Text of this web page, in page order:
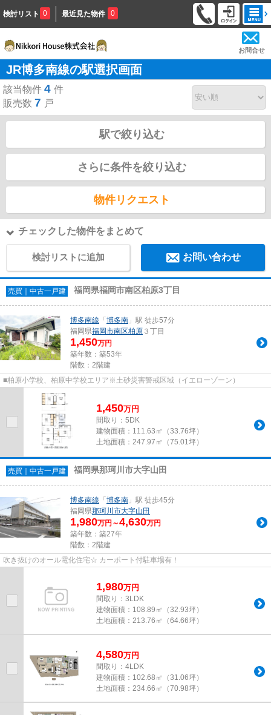
検討リスト 0 最近見た物件 0
お問合せ
JR博多南線の駅選択画面
該当物件 4 件
販売数 7 戸
駅で絞り込む
さらに条件を絞り込む
物件リクエスト
チェックした物件をまとめて
検討リストに追加 お問い合わせ
売買｜中古一戸建 福岡県福岡市南区柏原3丁目
博多南線 「 博多南 」駅 徒歩57分
福岡県福岡市南区柏原 ３丁目
1,450万円
築年数：築53年
階数：2階建
■柏原小学校、柏原中学校エリア※土砂災害警戒区域（イエローゾーン）
1,450万円
間取り：5DK
建物面積： 111.63㎡（33.76坪）
土地面積： 247.97㎡（75.01坪）
売買｜中古一戸建 福岡県那珂川市大字山田
博多南線 「 博多南 」駅 徒歩45分
福岡県那珂川市大字山田
1,980万円～4,630万円
築年数：築27年
階数：2階建
吹き抜けのオール電化住宅☆ カーポート付駐車場有！
1,980万円
間取り：3LDK
建物面積： 108.89㎡（32.93坪）
土地面積： 213.76㎡（64.66坪）
4,580万円
間取り：4LDK
建物面積： 102.68㎡（31.06坪）
土地面積： 234.66㎡（70.98坪）